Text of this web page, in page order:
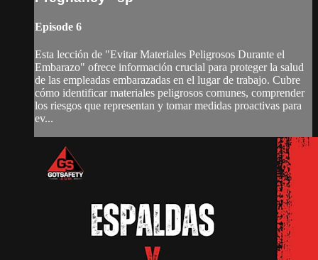
Episode 6
Esta lección de "Evitar Materiales Peligrosos Durante el
Embarazo" ofrece información crucial para proteger la salud
de las empleadas embarazadas en el lugar de trabajo. Cubre
cómo identificar materiales peligrosos comunes, comprender
los riesgos que representan y tomar medidas proactivas para
ev...